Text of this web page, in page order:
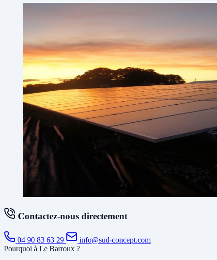
Contactez-nous directement
04 90 83 63 29
info@sud-concept.com
Pourquoi à Le Barroux ?